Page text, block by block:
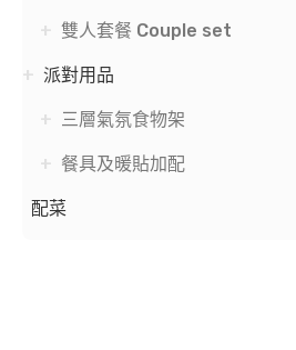
雙人套餐 Couple set
派對用品
三層氣氛食物架
餐具及暖貼加配
配菜